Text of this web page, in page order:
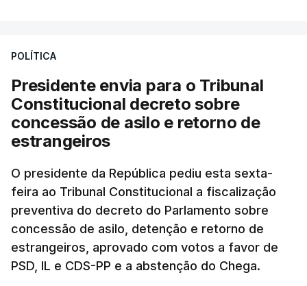
POLÍTICA
Presidente envia para o Tribunal
Constitucional decreto sobre
concessão de asilo e retorno de
estrangeiros
O presidente da República pediu esta sexta-
feira ao Tribunal Constitucional a fiscalização
preventiva do decreto do Parlamento sobre
concessão de asilo, detenção e retorno de
estrangeiros, aprovado com votos a favor de
PSD, IL e CDS-PP e a abstenção do Chega.